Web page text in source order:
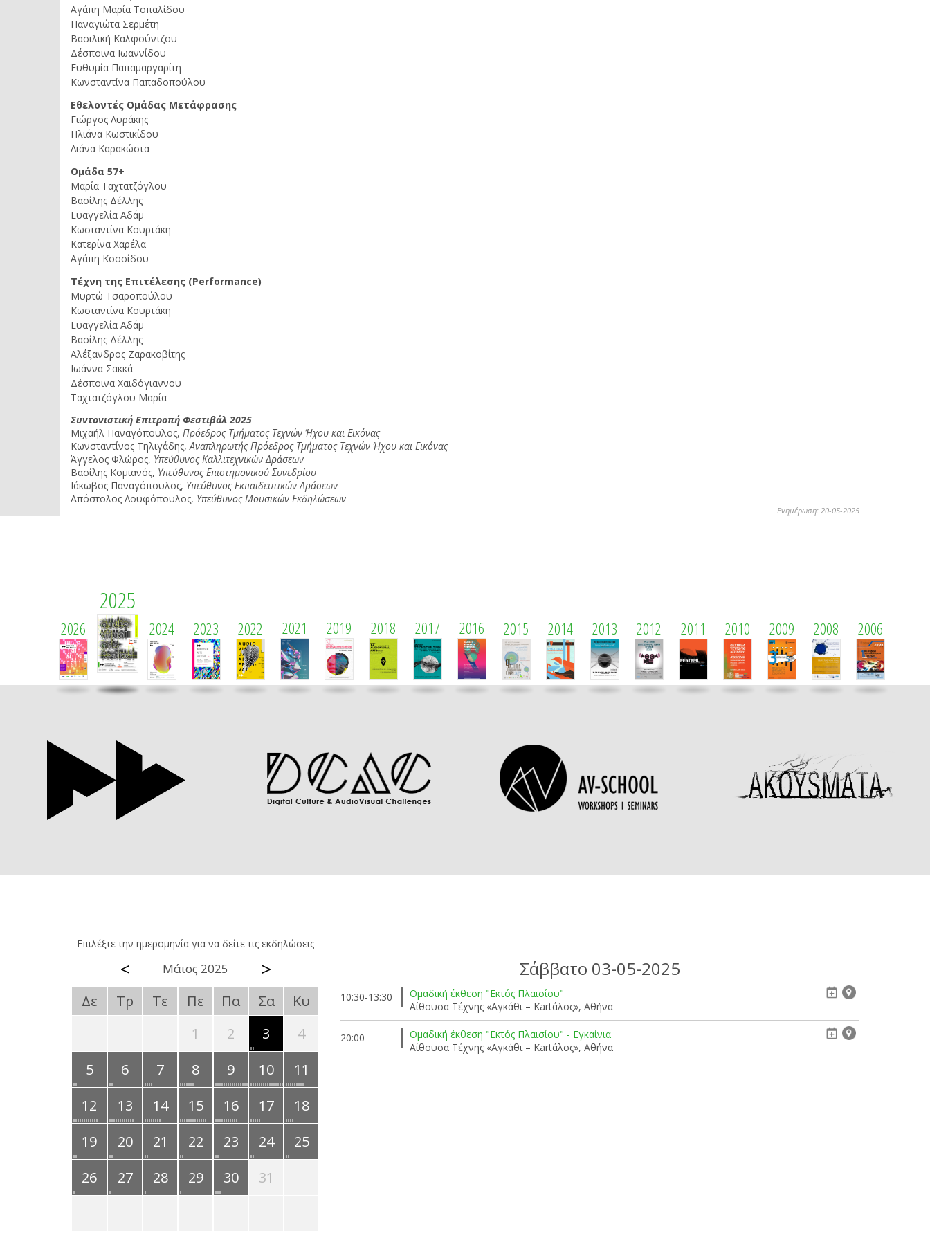
Αγάπη Μαρία Τοπαλίδου
Παναγιώτα Σερμέτη
Βασιλική Καλφούντζου
Δέσποινα Ιωαννίδου
Ευθυμία Παπαμαργαρίτη
Κωνσταντίνα Παπαδοπούλου
Εθελοντές Ομάδας Μετάφρασης
Γιώργος Λυράκης
Ηλιάνα Κωστικίδου
Λιάνα Καρακώστα
Ομάδα 57+
Μαρία Ταχτατζόγλου
Βασίλης Δέλλης
Ευαγγελία Αδάμ
Κωσταντίνα Κουρτάκη
Κατερίνα Χαρέλα
Αγάπη Κοσσίδου
Τέχνη της Επιτέλεσης (Performance)
Μυρτώ Τσαροπούλου
Κωσταντίνα Κουρτάκη
Ευαγγελία Αδάμ
Βασίλης Δέλλης
Αλέξανδρος Ζαρακοβίτης
Ιωάννα Σακκά
Δέσποινα Χαιδόγιαννου
Ταχτατζόγλου Μαρία
Συντονιστική Επιτροπή Φεστιβάλ 2025
Μιχαήλ Παναγόπουλος, Πρόεδρος Τμήματος Τεχνών Ήχου και Εικόνας
Κωνσταντίνος Τηλιγάδης,Αναπληρωτής Πρόεδρος Τμήματος Τεχνών Ήχου και Εικόνας
Άγγελος Φλώρος, ΥπεύθυνοςΚαλλιτεχνικών Δράσεων
Βασίλης Κομιανός, Υπεύθυνος Επιστημονικού Συνεδρίου
Ιάκωβος Παναγόπουλος, ΥπεύθυνοςΕκπαιδευτικών Δράσεων
Απόστολος Λουφόπουλος, Υπεύθυνος Μουσικών Εκδηλώσεων
Ενημέρωση: 20-05-2025
2026
2025
2024 2023 2022 2021 2019 2018 2017 2016 2015 2014 2013 2012 2011 2010 2009 2008 2006
Επιλέξτε την ημερομηνία για να δείτε τις εκδηλώσεις
< Μάιος 2025 >
Δε Τρ Τε Πε Πα Σα
Κυ
1
2 3
4
5
6 7 8 9 10
11
12
13 14 15 16 17
18
19
20 21 22 23 24
25
26
27 28 29 30 31
Σάββατο 03-05-2025
10:30-13:30
Ομαδική έκθεση "Εκτός Πλαισίου"
Αίθουσα Τέχνης «Αγκάθι – Kartάλος», Αθήνα
20:00
Ομαδική έκθεση "Εκτός Πλαισίου" - Εγκαίνια
Αίθουσα Τέχνης «Αγκάθι – Kartάλος», Αθήνα